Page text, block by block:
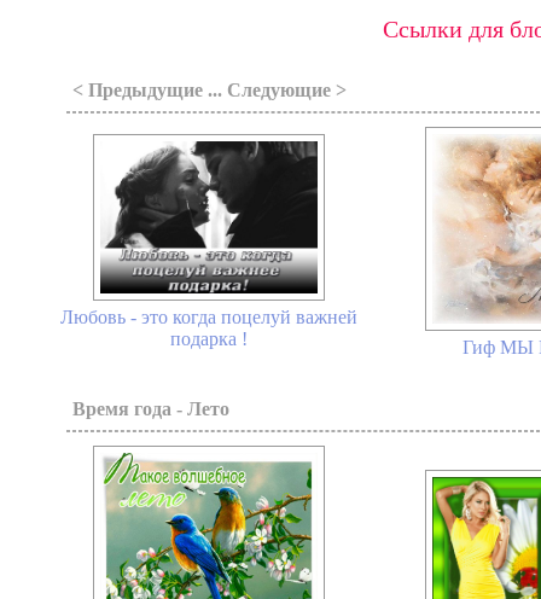
Ссылки для
< Предыдущие ... Следующие >
Любовь - это когда поцелуй важней
подарка !
Гиф МЫ
Время года - Лето